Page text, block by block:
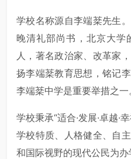
学校名称源自李端棻先生
晚清礼部尚书，北京大学
人，著名政治家、改革家
扬李端棻教育思想，铭记
李端棻中学是重要举措之一
学校秉承“适合·发展·卓越·
学校特质、人格健全、自
和国际视野的现代公民为办